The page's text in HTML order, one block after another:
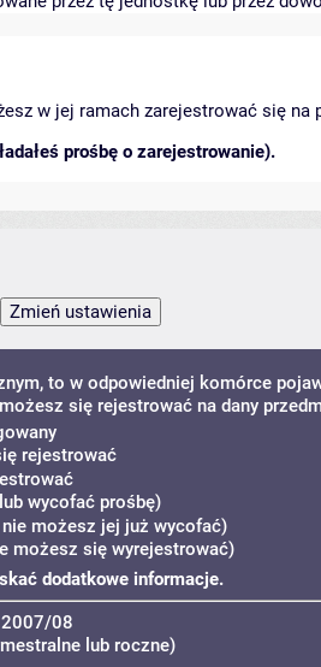
w jej ramach zarejestrować się na
prośbę o zarejestrowanie).
to w odpowiedniej komórce
się rejestrować na dany
rejestrować
wycofać prośbę)
możesz jej już wycofać)
możesz się wyrejestrować)
dodatkowe informacje.
08
lub roczne)